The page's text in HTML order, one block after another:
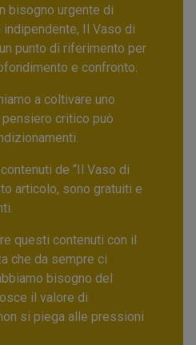
bisogno urgente di
Il Vaso di
punto di riferimento per
e confronto.
a coltivare uno
critico può
de “Il Vaso di
articolo, sono gratuiti e
questi contenuti con il
che da sempre ci
bisogno del
il valore di
si piega alle pressioni